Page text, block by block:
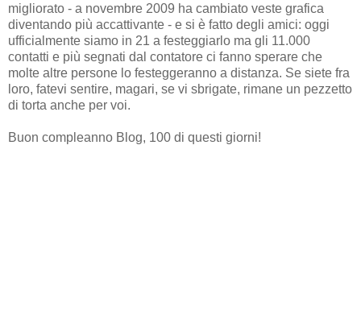
migliorato - a novembre 2009 ha cambiato veste grafica
diventando più accattivante - e si è fatto degli amici: oggi
ufficialmente siamo in 21 a festeggiarlo ma gli 11.000
contatti e più segnati dal contatore ci fanno sperare che
molte altre persone lo festeggeranno a distanza. Se siete fra
loro, fatevi sentire, magari, se vi sbrigate, rimane un pezzetto
di torta anche per voi.
Buon compleanno Blog, 100 di questi giorni!